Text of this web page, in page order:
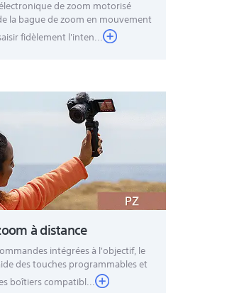
de zoom motorisé
la bague de zoom en mouvement
fidèlement l'inten...
à distance
intégrées à l'objectif, le
des touches programmables et
boîtiers compatibl...